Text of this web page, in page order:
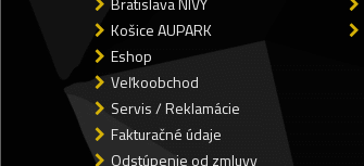
Košice AUPARK
Eshop
Veľkoobchod
Servis / Reklamácie
Fakturačné údaje
Odstúpenie od zmluvy